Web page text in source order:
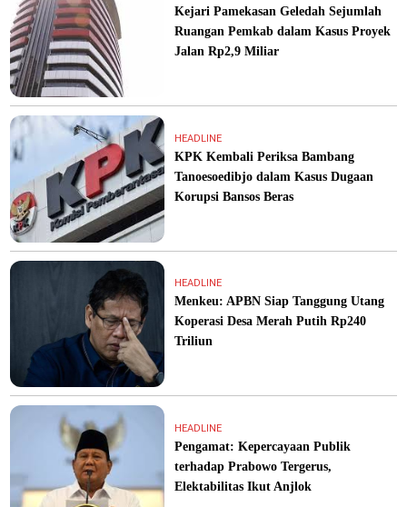
Kejari Pamekasan Geledah Sejumlah
Ruangan Pemkab dalam Kasus Proyek
Jalan Rp2,9 Miliar
HEADLINE
KPK Kembali Periksa Bambang
Tanoesoedibjo dalam Kasus Dugaan
Korupsi Bansos Beras
HEADLINE
Menkeu: APBN Siap Tanggung Utang
Koperasi Desa Merah Putih Rp240
Triliun
HEADLINE
Pengamat: Kepercayaan Publik
terhadap Prabowo Tergerus,
Elektabilitas Ikut Anjlok